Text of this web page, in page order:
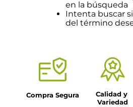
en la búsqueda
Intenta buscar
del término
Compra Segura
Calidad y
Variedad